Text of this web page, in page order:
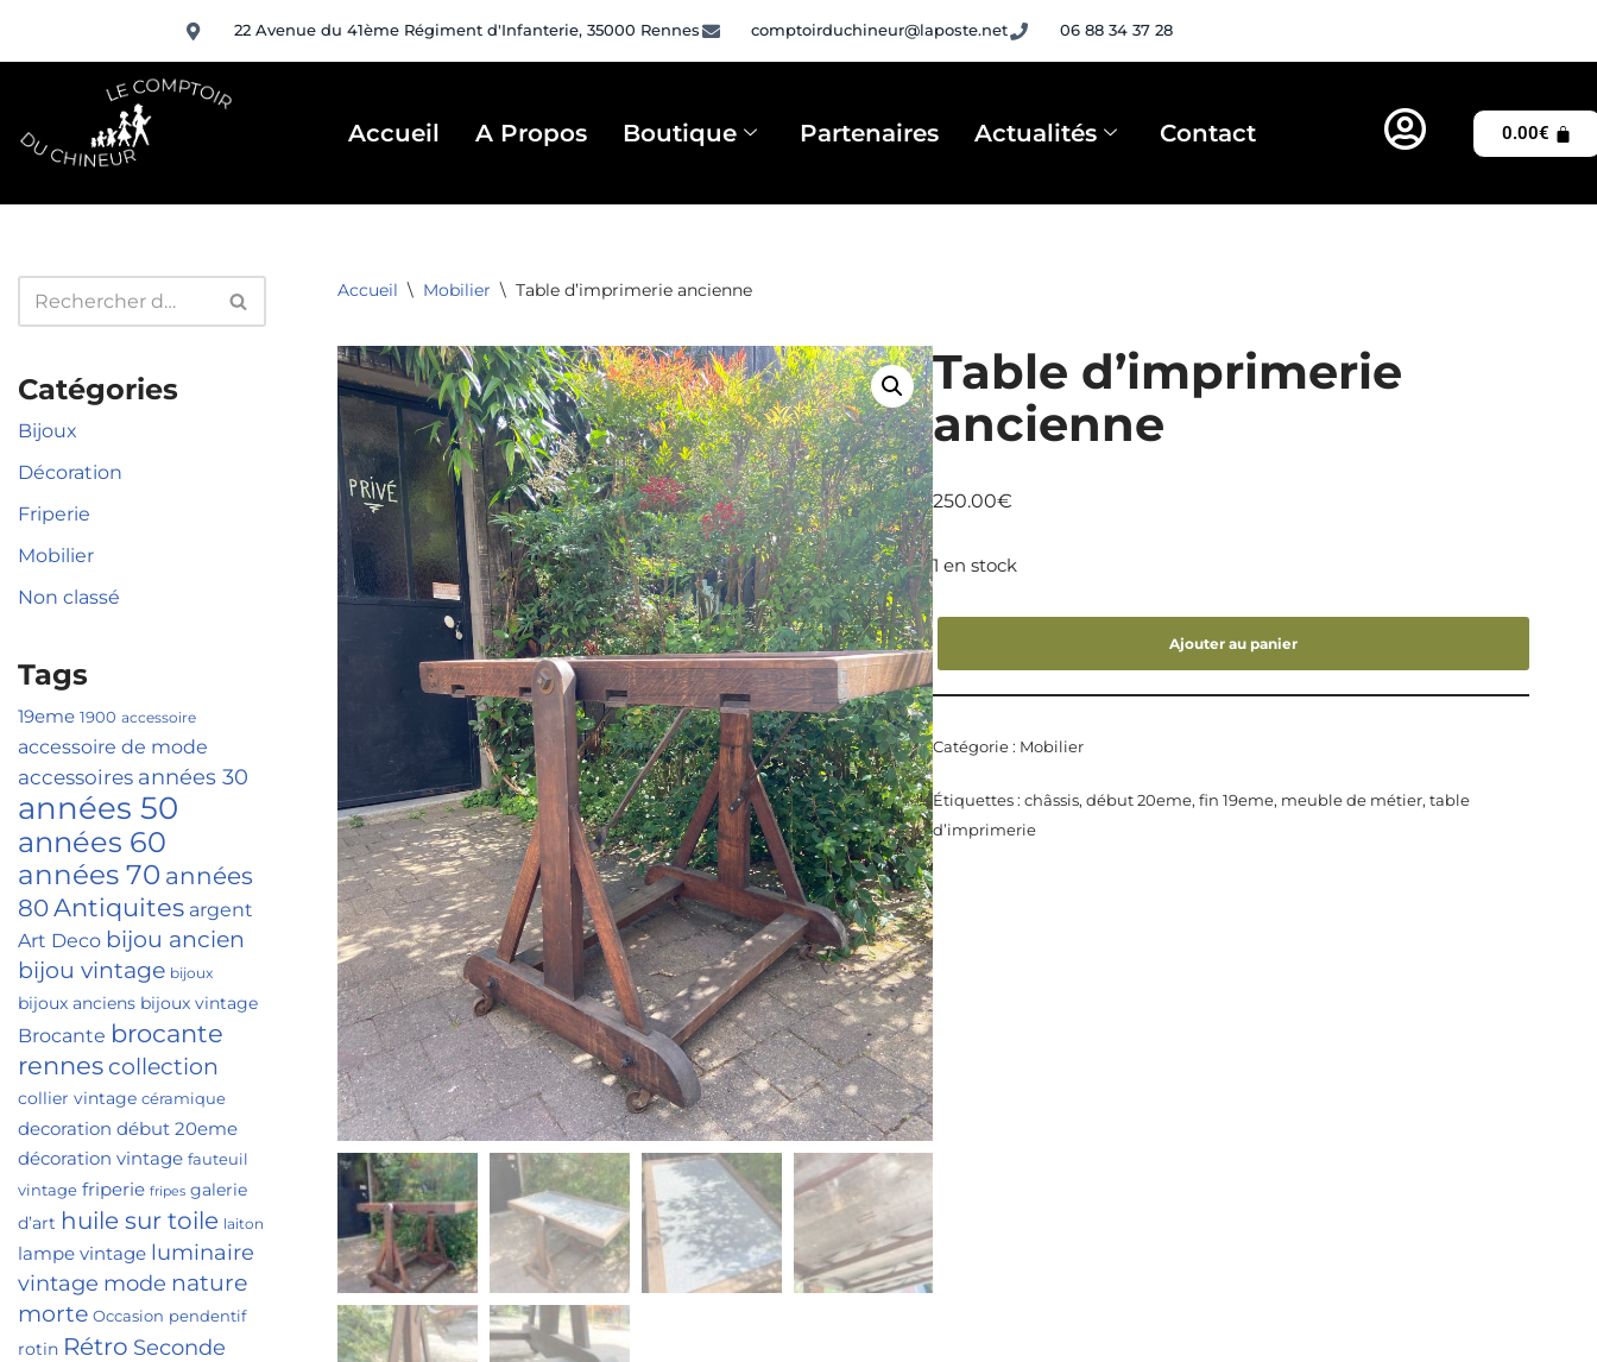
Aller
22 Avenue du 41ème Régiment d'Infanterie, 35000 Rennes comptoirduchineur@laposte.net 06 88 34 37 28
Accueil A Propos Boutique Partenaires Actualités Contact 0.00€
Catégories
Bijoux
Décoration
Friperie
Mobilier
Non classé
Tags
19eme 1900 accessoire
accessoire de mode
accessoires années 30
années 50
années 60
années 70 années
80Antiquites argent
Art Deco bijou ancien
bijou vintage bijoux
bijoux anciens bijoux vintage
Brocante brocante
rennes collection
collier vintage céramique
decoration début 20eme
décoration vintage fauteuil
vintage friperie fripes galerie
d’art huile sur toile laiton
lampe vintage luminaire
vintage mode nature
morte Occasion pendentif
rotin Rétro Seconde
Accueil \ Mobilier \ Table d’imprimerie ancienne
Table d’imprimerie
ancienne
250.00€
1 en stock
Ajouter au panier
Catégorie : Mobilier
Étiquettes :châssis,début 20eme,fin 19eme, meuble de métier,table
d’imprimerie